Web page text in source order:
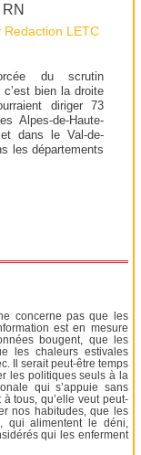
Redaction LETC
du scrutin
bien la droite
diriger 73
Alpes-de-Haute-
dans le Val-de-
les départements
concerne pas que les
est en mesure
bougent, que les
les chaleurs estivales
Il serait peut-être temps
les politiques seuls à la
qui s’appuie sans
tous, qu’elle veut peut-
nos habitudes, que les
qui alimentent le déni,
qui les enferment